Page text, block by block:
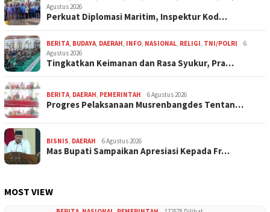
Agustus 2026
Perkuat Diplomasi Maritim, Inspektur Kod…
BERITA BUDAYA DAERAH INFO NASIONAL RELIGI TNI/POLRI
6
Agustus 2026
Tingkatkan Keimanan dan Rasa Syukur, Pra…
BERITA DAERAH PEMERINTAH 6 Agustus 2026
Progres Pelaksanaan Musrenbangdes Tentan…
BISNIS DAERAH 6 Agustus 2026
Mas Bupati Sampaikan Apresiasi Kepada Fr…
MOST VIEW